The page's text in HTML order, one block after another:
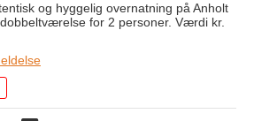
og hyggelig overnatning på Anholt
for 2 personer. Værdi kr.